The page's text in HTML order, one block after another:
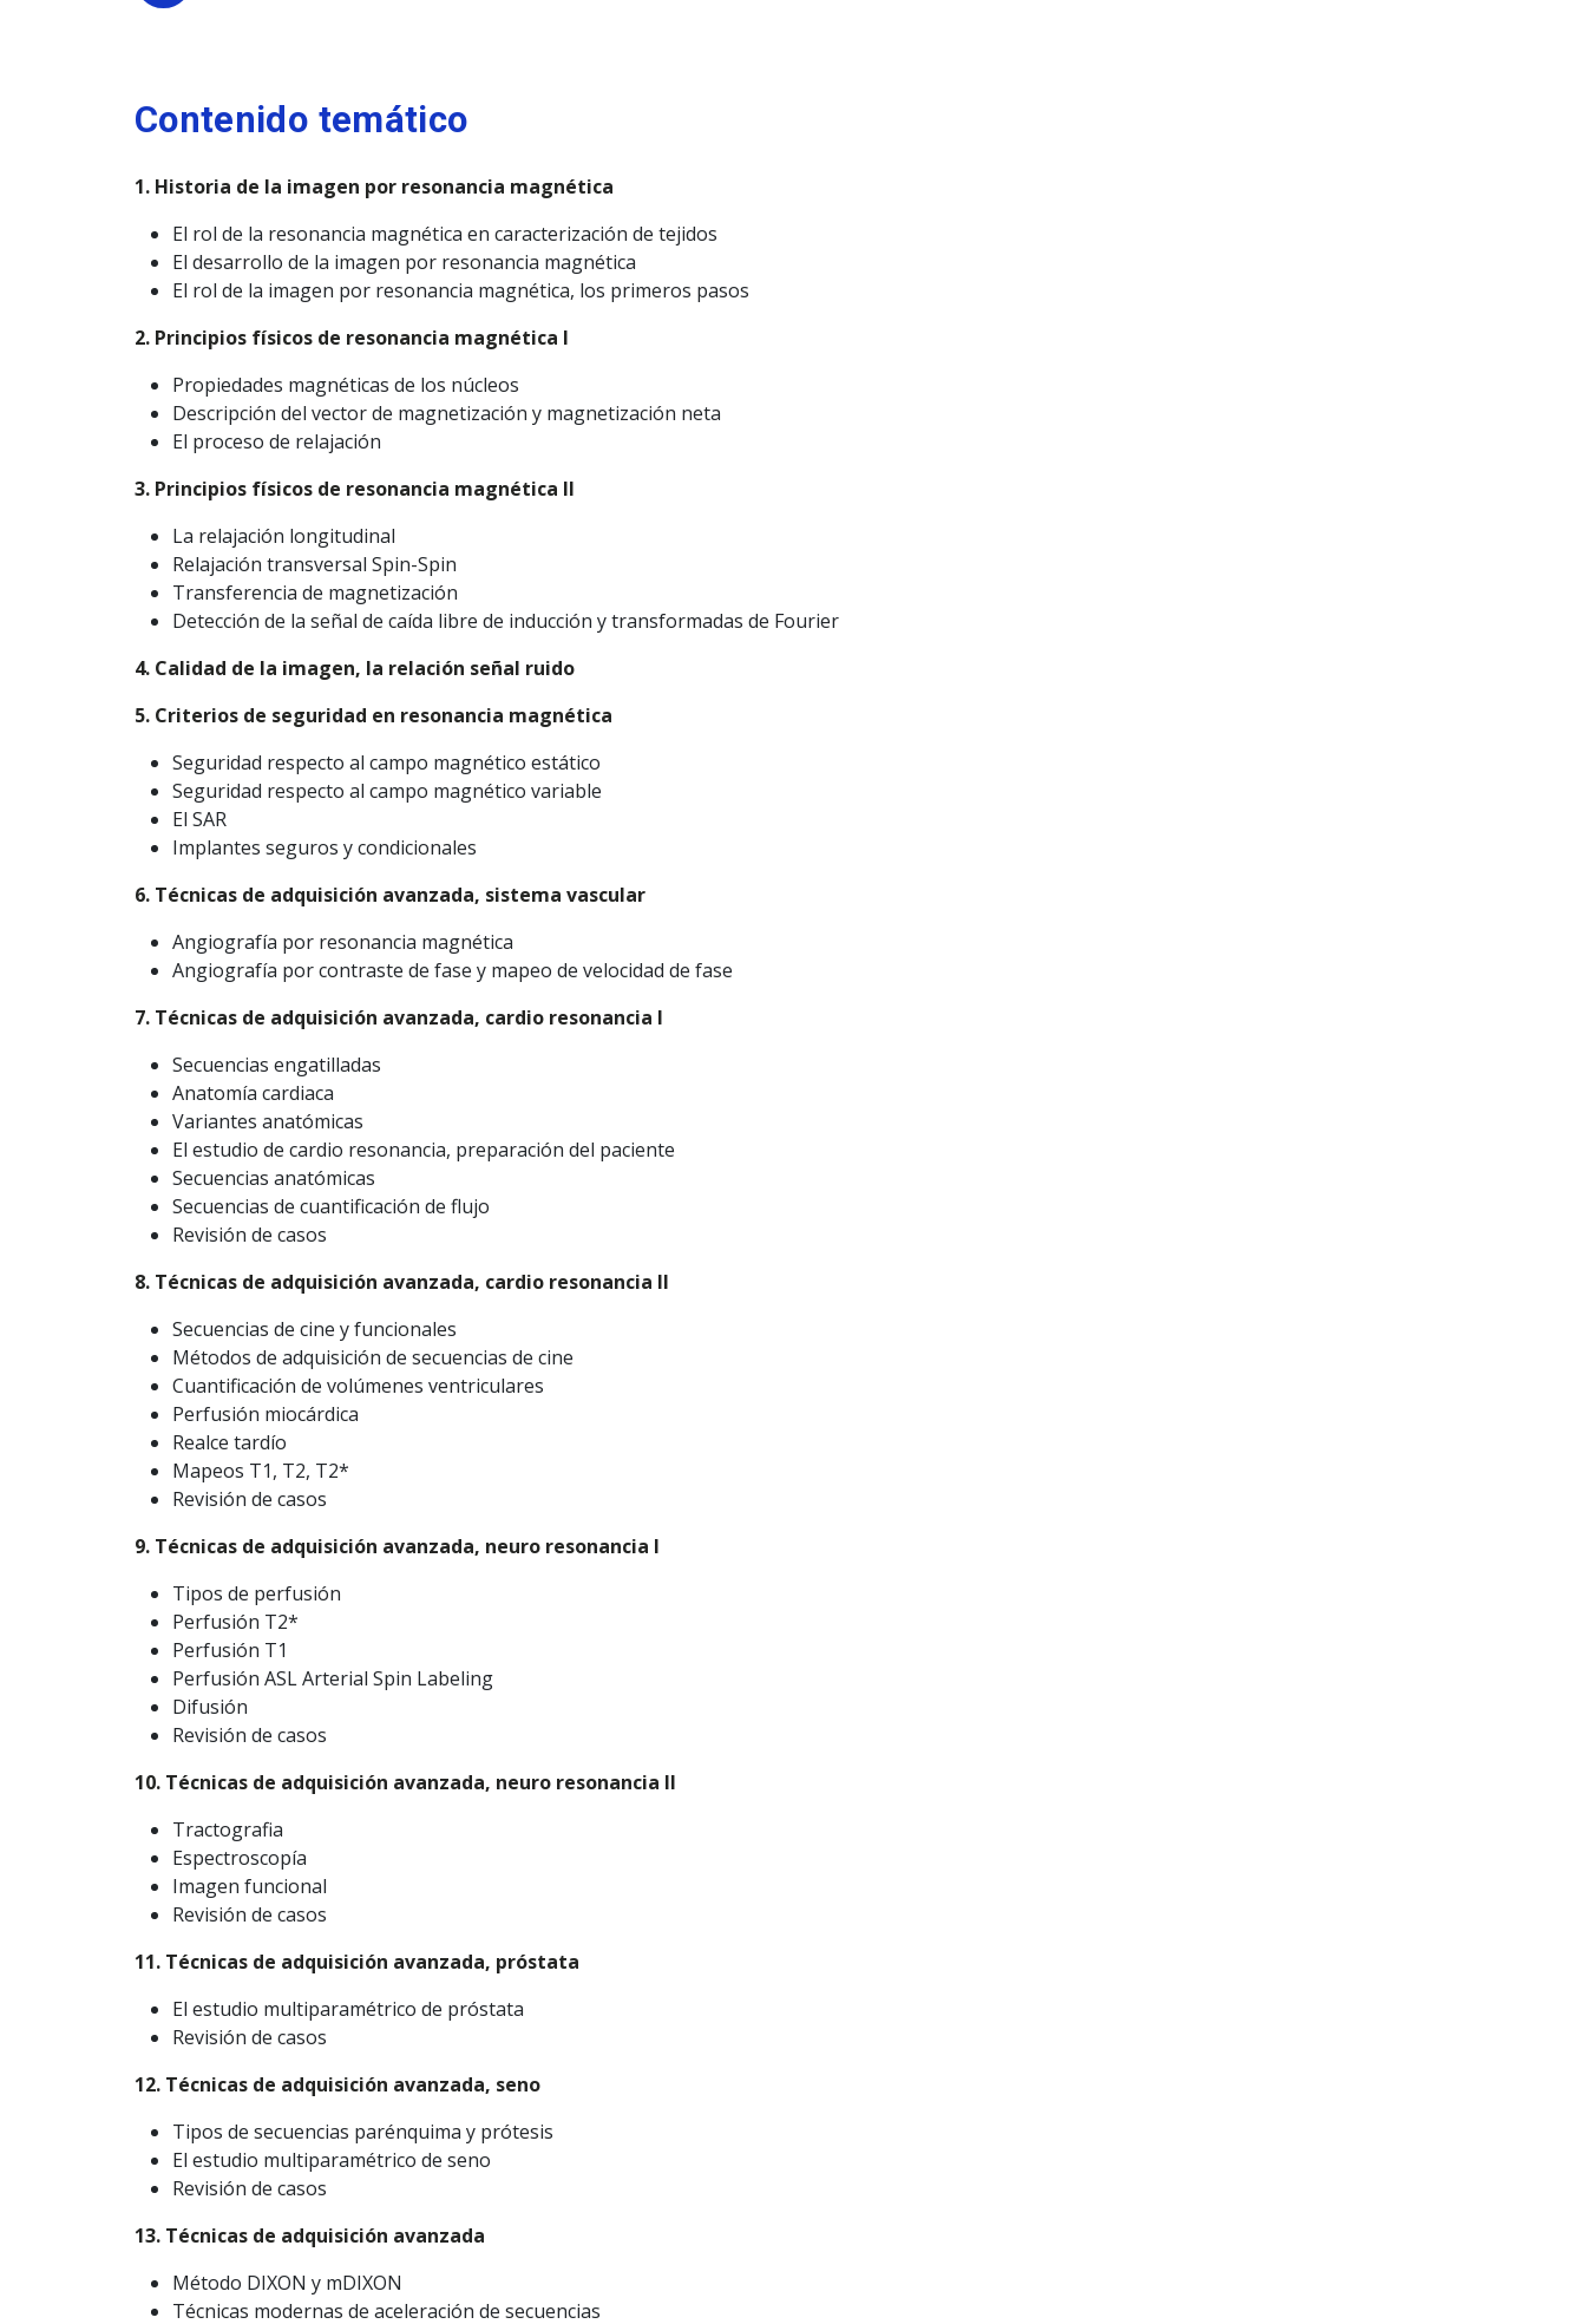
Contenido temático
1. Historia de la imagen por resonancia magnética
El rol de la resonancia magnética en caracterización de tejidos
El desarrollo de la imagen por resonancia magnética
El rol de la imagen por resonancia magnética, los primeros pasos
2. Principios físicos de resonancia magnética I
Propiedades magnéticas de los núcleos
Descripción del vector de magnetización y magnetización neta
El proceso de relajación
3. Principios físicos de resonancia magnética II
La relajación longitudinal
Relajación transversal Spin-Spin
Transferencia de magnetización
Detección de la señal de caída libre de inducción y transformadas de Fourier
4. Calidad de la imagen, la relación señal ruido
5. Criterios de seguridad en resonancia magnética
Seguridad respecto al campo magnético estático
Seguridad respecto al campo magnético variable
El SAR
Implantes seguros y condicionales
6. Técnicas de adquisición avanzada, sistema vascular
Angiografía por resonancia magnética
Angiografía por contraste de fase y mapeo de velocidad de fase
7. Técnicas de adquisición avanzada, cardio resonancia I
Secuencias engatilladas
Anatomía cardiaca
Variantes anatómicas
El estudio de cardio resonancia, preparación del paciente
Secuencias anatómicas
Secuencias de cuantificación de flujo
Revisión de casos
8. Técnicas de adquisición avanzada, cardio resonancia II
Secuencias de cine y funcionales
Métodos de adquisición de secuencias de cine
Cuantificación de volúmenes ventriculares
Perfusión miocárdica
Realce tardío
Mapeos T1, T2, T2*
Revisión de casos
9. Técnicas de adquisición avanzada, neuro resonancia I
Tipos de perfusión
Perfusión T2*
Perfusión T1
Perfusión ASL Arterial Spin Labeling
Difusión
Revisión de casos
10. Técnicas de adquisición avanzada, neuro resonancia II
Tractografia
Espectroscopía
Imagen funcional
Revisión de casos
11. Técnicas de adquisición avanzada, próstata
El estudio multiparamétrico de próstata
Revisión de casos
12. Técnicas de adquisición avanzada, seno
Tipos de secuencias parénquima y prótesis
El estudio multiparamétrico de seno
Revisión de casos
13. Técnicas de adquisición avanzada
Método DIXON y mDIXON
Técnicas modernas de aceleración de secuencias